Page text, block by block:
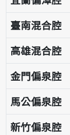
臺南混合腔
高雄混合腔
金門偏泉腔
馬公偏泉腔
新竹偏泉腔